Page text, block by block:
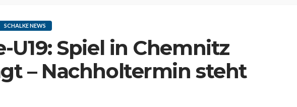
SCHALKE NEWS
U19: Spiel in Chemnitz
– Nachholtermin steht